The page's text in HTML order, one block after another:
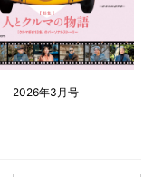
2026年3月号